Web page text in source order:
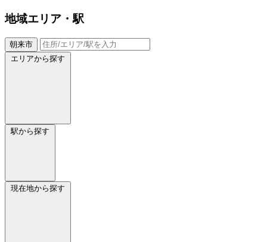
地域エリア・駅
朝来市
エリアから探す
駅から探す
現在地から探す